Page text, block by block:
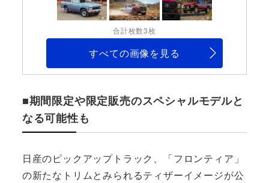
合計枚数3枚
すべての画像を見る
■期間限定や限定販売のスペシャルモデルと
なる可能性も
日産のピックアップトラック、「フロンティア」
の新たなトリムとみられるティザーイメージが公